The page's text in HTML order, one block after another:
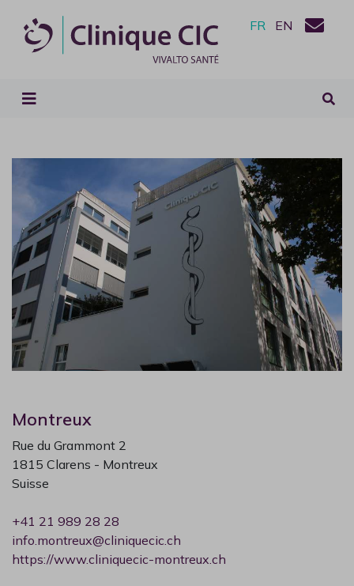
FR EN
Montreux
Rue du Grammont 2
1815 Clarens - Montreux
Suisse
+41 21 989 28 28
info.montreux@cliniquecic.ch
https://www.cliniquecic-montreux.ch